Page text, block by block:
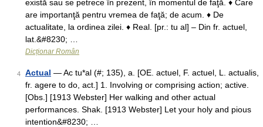
există sau se petrece în prezent, în momentul de faţă. ♦ Care
are importanţă pentru vremea de faţă; de acum. ♦ De
actualitate, la ordinea zilei. ♦ Real. [pr.: tu al] – Din fr. actuel,
lat.&#8230; …
Dicționar Român
4 Actual — Ac tu*al (#; 135), a. [OE. actuel, F. actuel, L. actualis,
fr. agere to do, act.] 1. Involving or comprising action; active.
[Obs.] [1913 Webster] Her walking and other actual
performances. Shak. [1913 Webster] Let your holy and pious
intention&#8230; …